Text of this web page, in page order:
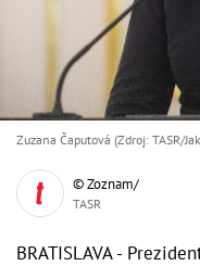
Zuzana Čaputová (Zdroj: TASR/
© Zoznam/
TASR
BRATISLAVA -